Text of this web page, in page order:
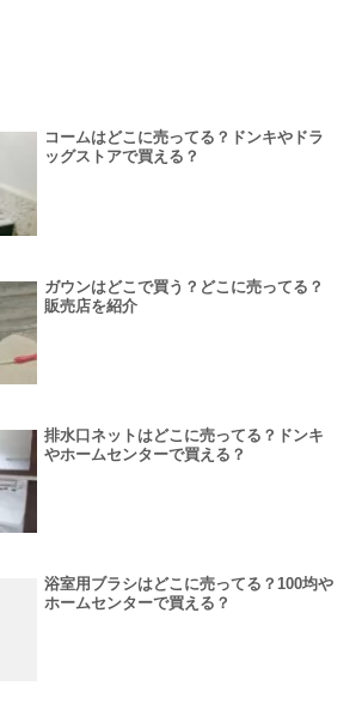
コームはどこに売ってる？ドンキやドラ
ッグストアで買える？
ガウンはどこで買う？どこに売ってる？
販売店を紹介
排水口ネットはどこに売ってる？ドンキ
やホームセンターで買える？
浴室用ブラシはどこに売ってる？100均や
ホームセンターで買える？